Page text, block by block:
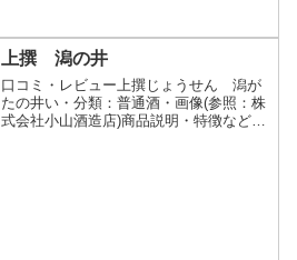
上撰 潟の井
口コミ・レビュー上撰じょうせん 潟が
たの井い・分類：普通酒・画像(参照：株
式会社小山酒造店)商品説明・特徴など